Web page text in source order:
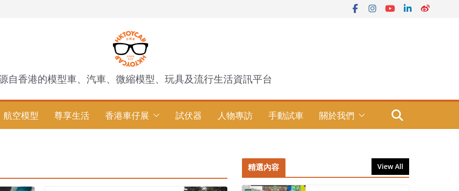
自香港的模型車、汽車、微縮模型、玩具及流行生活資訊平台
航空模型 尊享生活 香港車仔展 試伏器 人物專訪 手動試車 關於我們
精選內容 View All